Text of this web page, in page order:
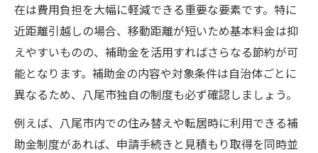
在は費用負担を大幅に軽減できる重要な要素です。特に
近距離引越しの場合、移動距離が短いため基本料金は抑
えやすいものの、補助金を活用すればさらなる節約が可
能となります。補助金の内容や対象条件は自治体ごとに
異なるため、八尾市独自の制度も必ず確認しましょう。
例えば、八尾市内での住み替えや転居時に利用できる補
助金制度があれば、申請手続きと見積もり取得を同時並